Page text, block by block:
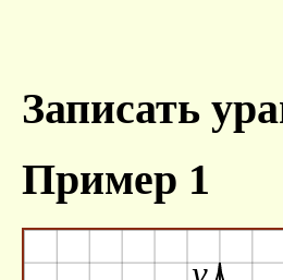
Записать
Пример 1